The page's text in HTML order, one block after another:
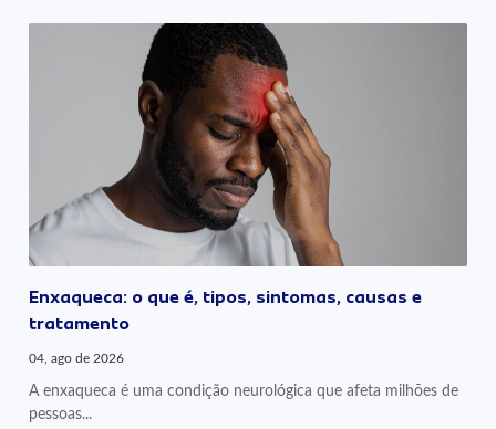
Enxaqueca: o que é, tipos, sintomas, causas e
tratamento
04, ago de 2026
A enxaqueca é uma condição neurológica que afeta milhões de
pessoas...